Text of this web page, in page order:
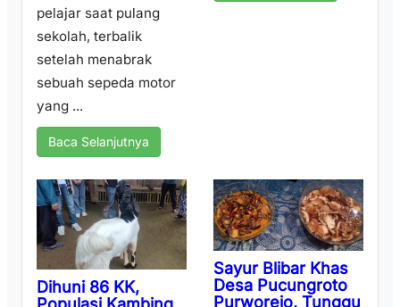
pelajar saat pulang
sekolah, terbalik
setelah menabrak
sebuah sepeda motor
yang ...
Baca Selanjutnya
Dihuni 86 KK,
Sayur Blibar Khas
Desa Pucungroto
Purworejo, Tunggu